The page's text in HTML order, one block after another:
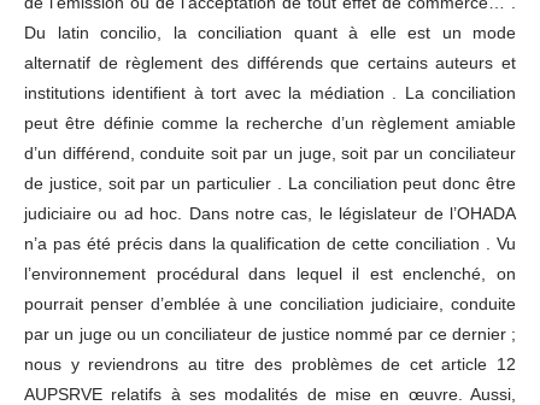
Du latin concilio, la conciliation quant à elle est un mode
alternatif de règlement des différends que certains auteurs et
institutions identifient à tort avec la médiation . La conciliation
peut être définie comme la recherche d’un règlement amiable
d’un différend, conduite soit par un juge, soit par un conciliateur
de justice, soit par un particulier . La conciliation peut donc être
judiciaire ou ad hoc. Dans notre cas, le législateur de l’OHADA
n’a pas été précis dans la qualification de cette conciliation . Vu
l’environnement procédural dans lequel il est enclenché, on
pourrait penser d’emblée à une conciliation judiciaire, conduite
par un juge ou un conciliateur de justice nommé par ce dernier ;
nous y reviendrons au titre des problèmes de cet article 12
AUPSRVE relatifs à ses modalités de mise en œuvre. Aussi,